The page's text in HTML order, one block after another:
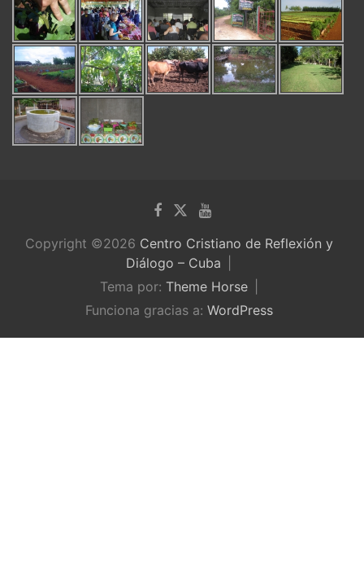
Copyright ©2026 Centro Cristiano de Reflexión y
Diálogo – Cuba
Tema por: Theme Horse
Funciona gracias a: WordPress